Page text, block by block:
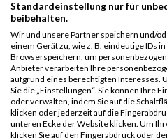
7717
Lades
15581
Adamczak
3162
Heilig
3107
Schork
5888
Regneri
8971
Bien
Standardeinstellung nur für
beibehalten.
Wir und unsere Partner speichern und/
einem Gerät zu, wie z. B. eindeutige IDs
Browserspeichern, um
Anbieter verarbeiten Ihre
aufgrund eines berechtigten Interesses.
Sie die „Einstellungen“. Sie können Ihre
oder verwalten, indem Sie auf die
klicken oder jederzeit auf die
unteren Ecke der Website klicken. Um
klicken Sie auf den Fingerabdruck oder